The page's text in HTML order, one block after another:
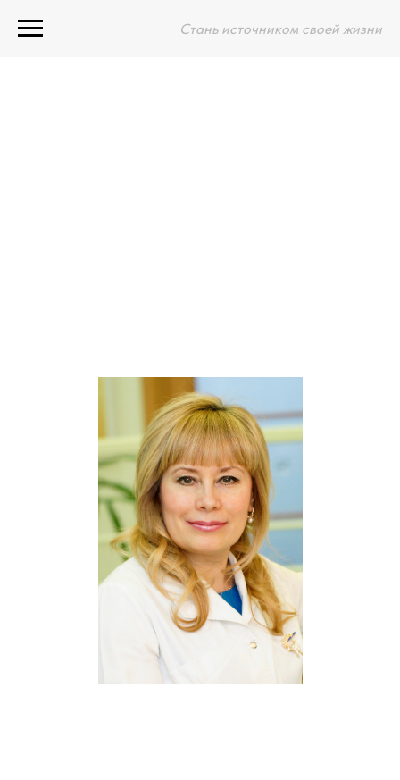
Стань источником своей жизни